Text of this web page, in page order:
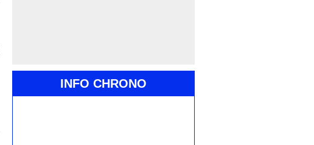
INFO CHRONO